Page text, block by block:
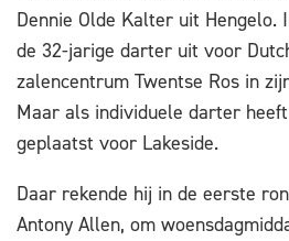
Dennie Olde Kalter uit Hengelo.
de 32-jarige darter uit voor
zalencentrum Twentse Ros in
Maar als individuele darter
geplaatst voor Lakeside.
Daar rekende hij in de eerste
Antony Allen, om